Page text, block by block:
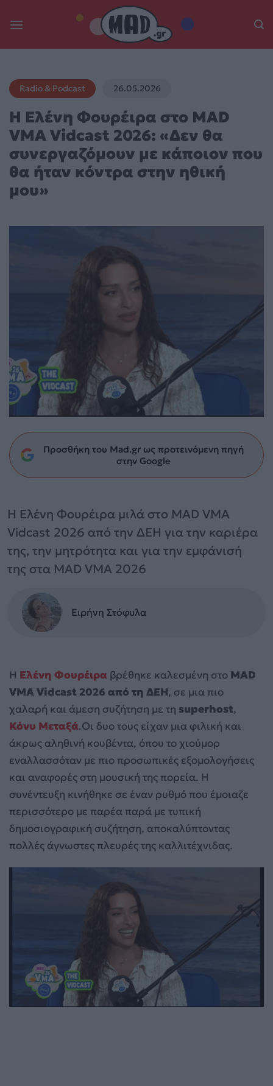
Radio & Podcast 26.05.2026
Η Ελένη Φουρέιρα στο MAD
VMA Vidcast 2026: «Δεν θα
συνεργαζόμουν με κάποιον που
θα ήταν κόντρα στην ηθική
μου»
Προσθήκη του Mad.gr ως προτεινόμενη πηγή
στην Google
Η Ελένη Φουρέιρα μιλά στο MAD VMA
Vidcast 2026 από την ΔΕΗ για την καριέρα
της, την μητρότητα και για την εμφάνισή
της στα MAD VMA 2026
Ειρήνη Στόφυλα
Η Ελένη Φουρέιρα βρέθηκε καλεσμένη στο MAD
VMA Vidcast 2026 από τη ΔΕΗ, σε μια πιο
χαλαρή και άμεση συζήτηση με τη superhost,
Κόνυ Μεταξά.Οι δυο τους είχαν μια φιλική και
άκρως αληθινή κουβέντα, όπου το χιούμορ
εναλλασσόταν με πιο προσωπικές εξομολογήσεις
και αναφορές στη μουσική της πορεία. Η
συνέντευξη κινήθηκε σε έναν ρυθμό που έμοιαζε
περισσότερο με παρέα παρά με τυπική
δημοσιογραφική συζήτηση, αποκαλύπτοντας
πολλές άγνωστες πλευρές της καλλιτέχνιδας.